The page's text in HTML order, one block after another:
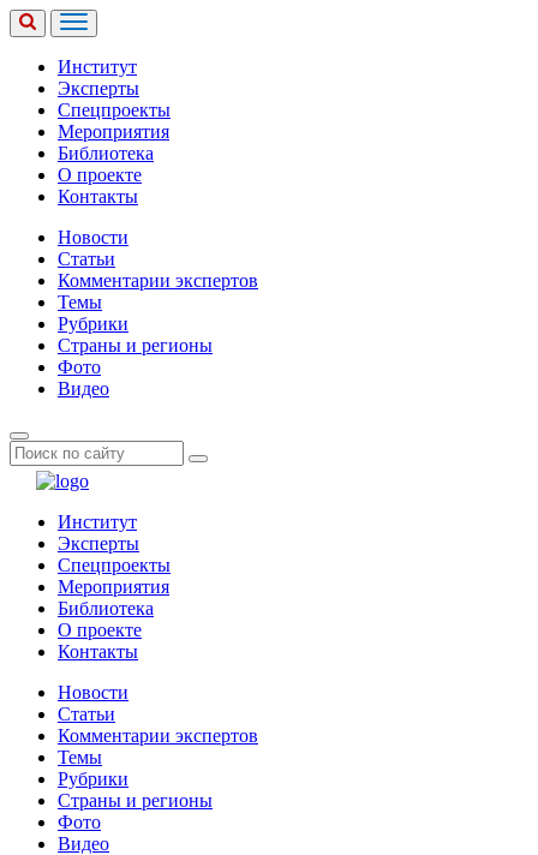
Институт
Эксперты
Спецпроекты
Мероприятия
Библиотека
О проекте
Контакты
Новости
Статьи
Комментарии экспертов
Темы
Рубрики
Страны и регионы
Фото
Видео
Институт
Эксперты
Спецпроекты
Мероприятия
Библиотека
О проекте
Контакты
Новости
Статьи
Комментарии экспертов
Темы
Рубрики
Страны и регионы
Фото
Видео